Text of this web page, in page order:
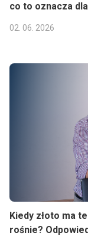
co to oznacza
02. 06. 2026
Kiedy złoto ma
rośnie?